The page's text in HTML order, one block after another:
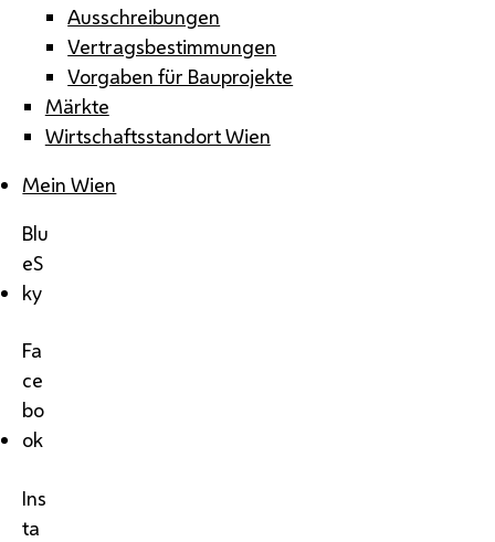
Ausschreibungen
Vertragsbestimmungen
Vorgaben für Bauprojekte
Märkte
Wirtschaftsstandort Wien
Mein Wien
Blu
eS
ky
Fa
ce
bo
ok
Ins
ta